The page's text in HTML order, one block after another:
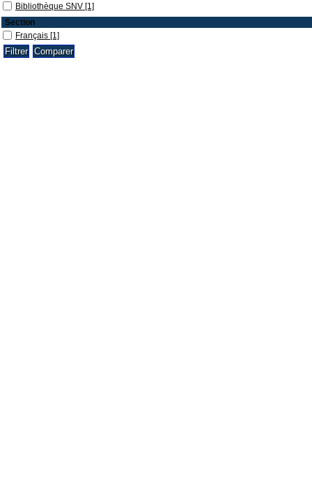
Bibliothèque SNV [1]
Section
Français [1]